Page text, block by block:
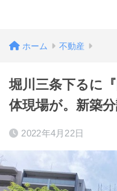
ホーム 不動産
堀川三条下るに
体現場が。新築
2022年4月22日